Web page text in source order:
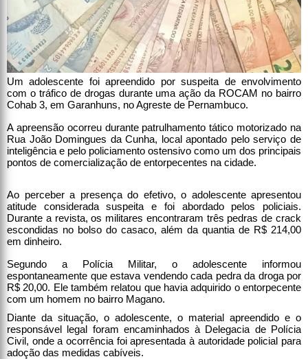
Um adolescente foi apreendido por suspeita de envolvimento
com o tráfico de drogas durante uma ação da ROCAM no bairro
Cohab 3, em Garanhuns, no Agreste de Pernambuco.
A apreensão ocorreu durante patrulhamento tático motorizado na
Rua João Domingues da Cunha, local apontado pelo serviço de
inteligência e pelo policiamento ostensivo como um dos principais
pontos de comercialização de entorpecentes na cidade.
Ao perceber a presença do efetivo, o adolescente apresentou
atitude considerada suspeita e foi abordado pelos policiais.
Durante a revista, os militares encontraram três pedras de crack
escondidas no bolso do casaco, além da quantia de R$ 214,00
em dinheiro.
Segundo a Polícia Militar, o adolescente informou
espontaneamente que estava vendendo cada pedra da droga por
R$ 20,00. Ele também relatou que havia adquirido o entorpecente
com um homem no bairro Magano.
Diante da situação, o adolescente, o material apreendido e o
responsável legal foram encaminhados à Delegacia de Polícia
Civil, onde a ocorrência foi apresentada à autoridade policial para
adoção das medidas cabíveis.